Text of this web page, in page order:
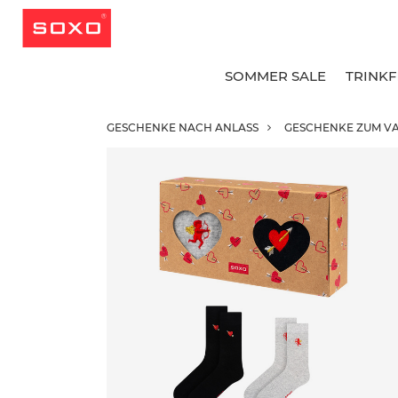
SOMMER SALE
GESCHENKE NACH ANLASS GESCHENKE ZUM